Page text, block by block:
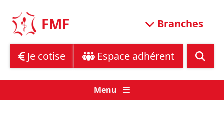
content
FMF Branches
Je cotise Espace adhérent
Menu